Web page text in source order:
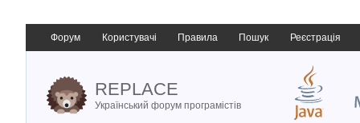
Форум Користувачі Правила Пошук Реєстрація
REPLACE
Український форум програмістів